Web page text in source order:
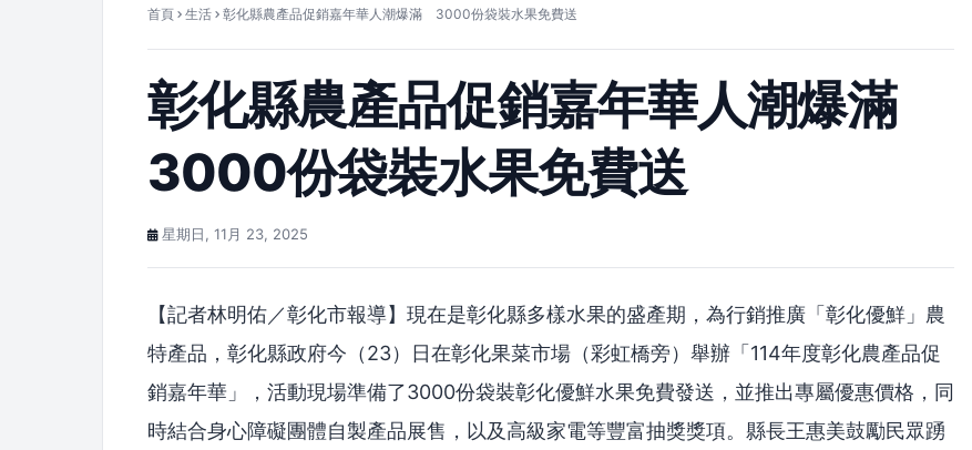
首頁 生活 彰化縣農產品促銷嘉年華人潮爆滿 3000份袋裝水果免費送
彰化縣農產品促銷嘉年華人潮爆滿
3000份袋裝水果免費送
星期日, 11月 23, 2025
【記者林明佑／彰化市報導】現在是彰化縣多樣水果的盛產期，為行銷推廣「彰化優鮮」農
特產品，彰化縣政府今（23）日在彰化果菜市場（彩虹橋旁）舉辦「114年度彰化農產品促
銷嘉年華」，活動現場準備了3000份袋裝彰化優鮮水果免費發送，並推出專屬優惠價格，同
時結合身心障礙團體自製產品展售，以及高級家電等豐富抽獎獎項。縣長王惠美鼓勵民眾踴